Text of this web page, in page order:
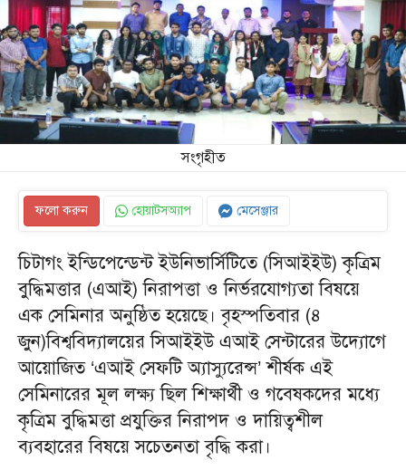
সংগৃহীত
ফলো করুন হোয়াটসঅ্যাপ মেসেঞ্জার
চিটাগং ইন্ডিপেন্ডেন্ট ইউনিভার্সিটিতে (সিআইইউ) কৃত্রিম
বুদ্ধিমত্তার (এআই) নিরাপত্তা ও নির্ভরযোগ্যতা বিষয়ে
এক সেমিনার অনুষ্ঠিত হয়েছে। বৃহস্পতিবার (৪
জুন)বিশ্ববিদ্যালয়ের সিআইইউ এআই সেন্টারের উদ্যোগে
আয়োজিত ‘এআই সেফটি অ্যাস্যুরেন্স’ শীর্ষক এই
সেমিনারের মূল লক্ষ্য ছিল শিক্ষার্থী ও গবেষকদের মধ্যে
কৃত্রিম বুদ্ধিমত্তা প্রযুক্তির নিরাপদ ও দায়িত্বশীল
ব্যবহারের বিষয়ে সচেতনতা বৃদ্ধি করা।